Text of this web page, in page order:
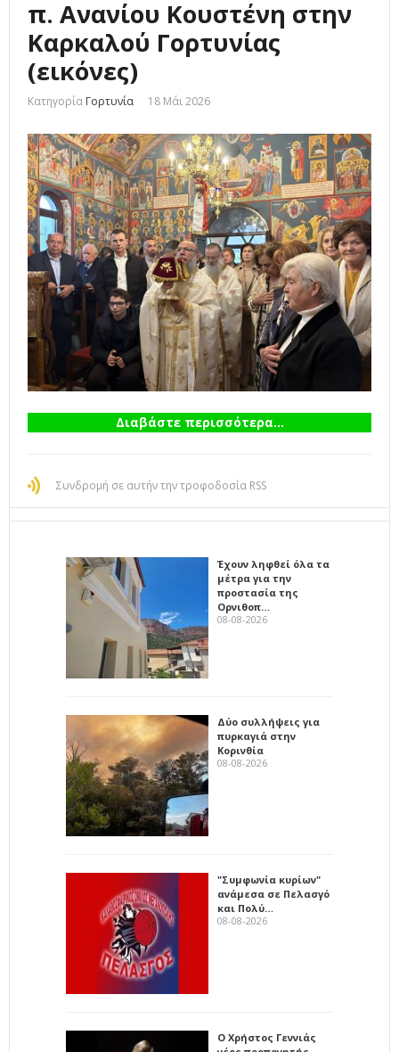
π. Ανανίου Κουστένη στην
Καρκαλού Γορτυνίας
(εικόνες)
Κατηγορία Γορτυνία 18 Μάι 2026
Διαβάστε περισσότερα...
Συνδρομή σε αυτήν την τροφοδοσία RSS
Έχουν ληφθεί όλα τα
μέτρα για την
προστασία της
Ορνιθοπ…
08-08-2026
Δύο συλλήψεις για
πυρκαγιά στην
Κορινθία
08-08-2026
"Συμφωνία κυρίων"
ανάμεσα σε Πελασγό
και Πολύ…
08-08-2026
Ο Χρήστος Γεννιάς